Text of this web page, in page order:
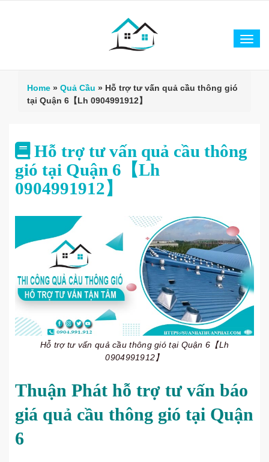
Home » Quả Cầu » Hỗ trợ tư vấn quả cầu thông gió
tại Quận 6【Lh 0904991912】
Hỗ trợ tư vấn quả cầu thông
gió tại Quận 6【Lh
0904991912】
Hỗ trợ tư vấn quả cầu thông gió tại Quận 6【Lh
0904991912】
Thuận Phát hỗ trợ tư vấn báo
giá quả cầu thông gió tại Quận
6